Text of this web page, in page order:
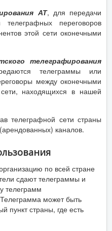
АТ, для передачи
переговоров
этой сети оконечными
телеграфирования
телеграммы или
между оконечными
находящихся в нашей
телеграфной сети страны
каналов.
по всей стране
сдают телеграммы и
телеграмм
может быть
пункт страны, где есть